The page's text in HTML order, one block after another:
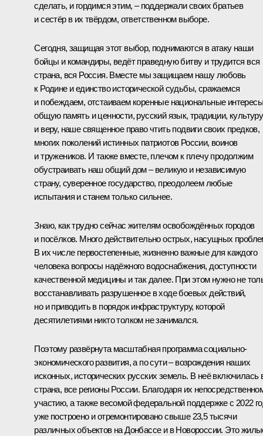
сделать, и гордимся этим, – поддержали своих братьев
и сестёр в их твёрдом, ответственном выборе.
Сегодня, защищая этот выбор, поднимаются в атаку наши
бойцы и командиры, ведёт праведную битву и трудится вся
страна, вся Россия. Вместе мы защищаем нашу любовь
к Родине и единство исторической судьбы, сражаемся
и побеждаем, отстаиваем коренные национальные
общую память и ценности, русский язык, традиции, культуру
и веру, наше священное право чтить подвиги своих предков,
многих поколений истинных патриотов России, воинов
и тружеников. И также вместе, плечом к плечу продолжим
обустраивать наш общий дом – великую и независимую
страну, суверенное государство, преодолеем любые
испытания и станем только сильнее.
Знаю, как трудно сейчас жителям освобождённых городов
и посёлков. Много действительно острых, насущных
В их числе первостепенные, жизненно важные для каждого
человека вопросы надёжного водоснабжения, доступности
качественной медицины и так далее. При этом нужно не
восстанавливать разрушенное в ходе боевых действий,
но и приводить в порядок инфраструктуру, которой
десятилетиями никто толком не занимался.
Поэтому развёрнута масштабная программа социально-
экономического развития, а по сути – возрождения наших
исконных, исторических русских земель. В неё включилась
страна, все регионы России. Благодаря их
участию, а также весомой федеральной поддержке с 2022
уже построено и отремонтировано свыше 23,5 тысячи
различных объектов на Донбассе и в Новороссии. Это